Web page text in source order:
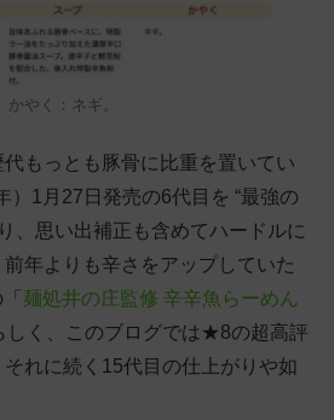
かやく：ネギ。
もっとも豚骨に比重を置いてい
）1月27日発売の6代目を “最強の
、思い出補正も含めてハードルに
年よりも辛さをアップしていた
麺処井の庄監修 辛辛魚らーめん
しく、このブログでは★8の超高評
れに続く15代目の仕上がりや如